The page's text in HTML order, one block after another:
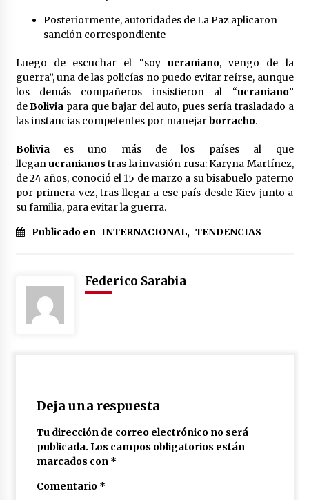
Posteriormente, autoridades de La Paz aplicaron
sanción correspondiente
Luego de escuchar el “soy ucraniano, vengo de la
guerra”, una de las policías no puedo evitar reírse, aunque
los demás compañeros insistieron al “ucraniano”
deBolivia para que bajar del auto, pues sería trasladado a
las instancias competentes por manejarborracho.
Boliviaes uno más de los países al que
lleganucranianos tras la invasión rusa: Karyna Martínez,
de 24 años, conoció el 15 de marzo a su bisabuelo paterno
por primera vez, tras llegar a ese país desde Kiev junto a
su familia, para evitar la guerra.
Publicado en INTERNACIONAL, TENDENCIAS
Federico Sarabia
Deja una respuesta
Tu dirección de correo electrónico no será
publicada. Los campos obligatorios están
marcados con *
Comentario *